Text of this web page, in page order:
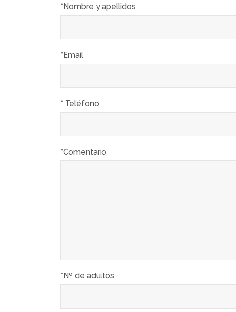
*Nombre y apellidos
*Email
* Teléfono
*Comentario
*Nº de adultos